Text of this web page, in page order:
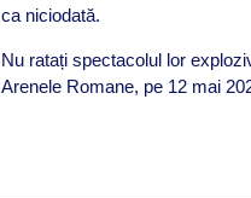
ca niciodată.
Nu ratați spectacolul lor
Arenele Romane, pe 12 mai